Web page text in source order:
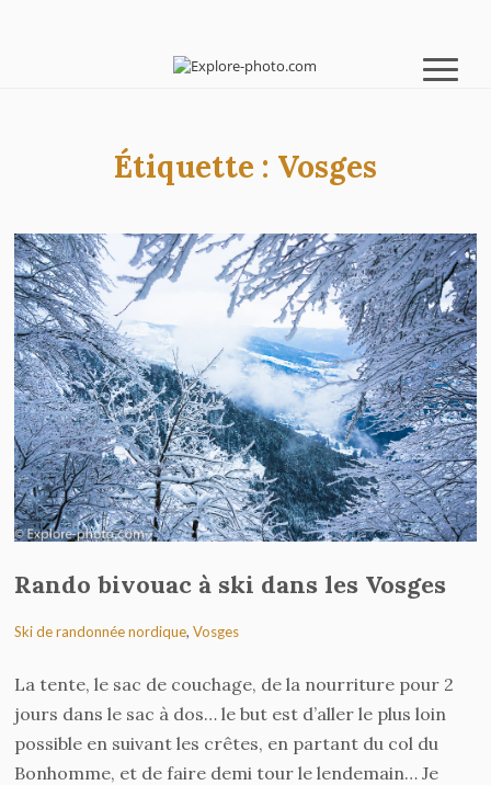
Étiquette : Vosges
Rando bivouac à ski dans les Vosges
Ski de randonnée nordique,Vosges
La tente, le sac de couchage, de la nourriture pour 2
jours dans le sac à dos… le but est d’aller le plus loin
possible en suivant les crêtes, en partant du col du
Bonhomme, et de faire demi tour le lendemain… Je